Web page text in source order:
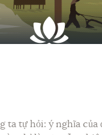
tự hỏi: ý nghĩa của